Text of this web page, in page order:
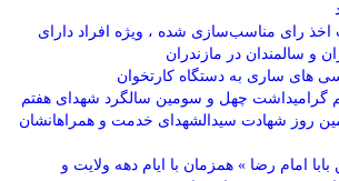
رای مناسب‌سازی شده ، ویژه افراد دارای
و سالمندان در مازندران
های ساری به دستگاه کارتخوان
گرامیداشت چهل و سومین سالگرد شهدای هفتم
چهلمین روز شهادت سیدالشهدای خدمت و همراهانشان
امام رضا » همزمان با ایام دهه ولایت و